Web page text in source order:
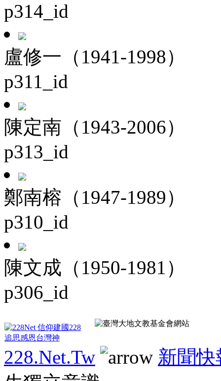
p314_id
盧修一（1941-1998）
p311_id
陳定南（1943-2006）
p313_id
鄭南榕（1947-1989）
p310_id
陳文成（1950-1981）
p306_id
228.Net.Tw
新聞快